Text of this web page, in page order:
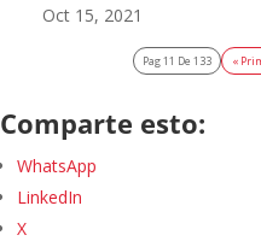
Oct 15, 2021
Pag 11 De 133 «
Comparte esto:
WhatsApp
LinkedIn
X